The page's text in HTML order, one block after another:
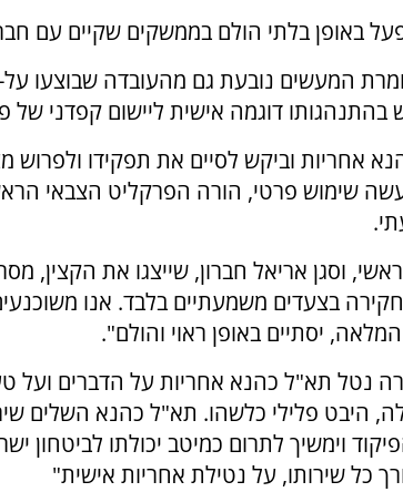
באופן בלתי הולם בממשקים שקיים עם
המעשים נובעת גם מהעובדה שבוצעו על-
דוגמה אישית ליישום קפדני של
אחריות וביקש לסיים את תפקידו ולפרוש
שימוש פרטי, הורה הפרקליט הצבאי
וסגן אריאל חברון, שייצגו את הקצין,
בצעדים משמעתיים בלבד. אנו
יסתיים באופן ראוי והולם".
נטל תא"ל כהנא אחריות על הדברים ועל
היבט פלילי כלשהו. תא"ל כהנא השלים
וימשיך לתרום כמיטב יכולתו
כל שירותו, על נטילת אחריות אישית"